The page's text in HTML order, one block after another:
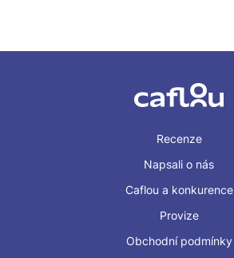
Recenze
Napsali o nás
Caflou a konkurence
Provize
Obchodní podmínky